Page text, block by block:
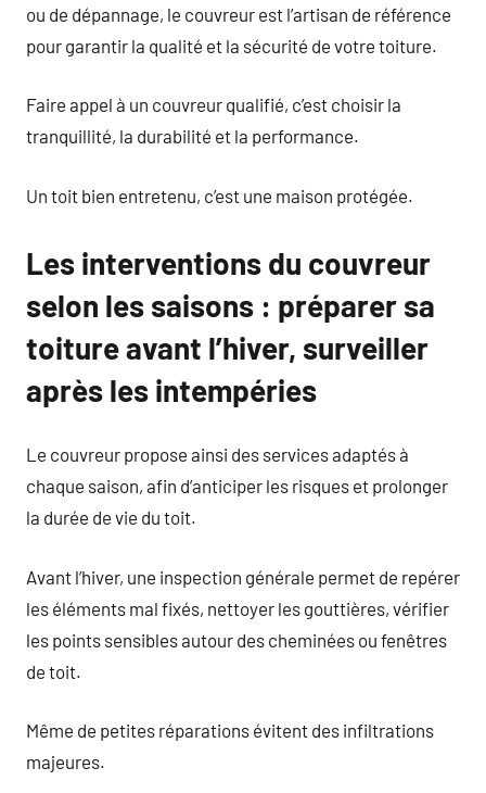
ou de dépannage, le couvreur est l’artisan de référence
pour garantir la qualité et la sécurité de votre toiture.
Faire appel à un couvreur qualifié, c’est choisir la
tranquillité, la durabilité et la performance.
Un toit bien entretenu, c’est une maison protégée.
Les interventions du couvreur
selon les saisons : préparer sa
toiture avant l’hiver, surveiller
après les intempéries
Le couvreur propose ainsi des services adaptés à
chaque saison, afin d’anticiper les risques et prolonger
la durée de vie du toit.
Avant l’hiver, une inspection générale permet de repérer
les éléments mal fixés, nettoyer les gouttières, vérifier
les points sensibles autour des cheminées ou fenêtres
de toit.
Même de petites réparations évitent des infiltrations
majeures.